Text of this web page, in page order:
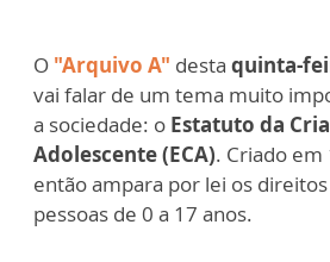
O "Arquivo A" desta quinta-
vai falar de um tema muito
a sociedade: o Estatuto da
Adolescente (ECA). Criado em
então ampara por lei os
pessoas de 0 a 17 anos.